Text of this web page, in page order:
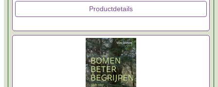
Productdetails